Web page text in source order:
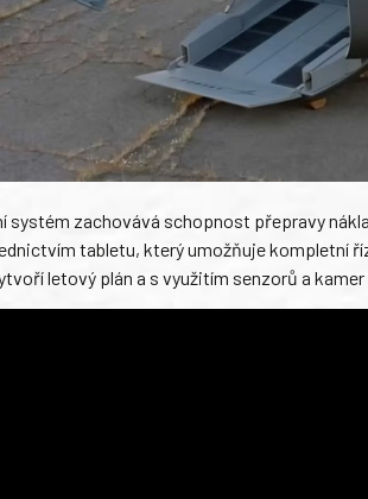
systém zachovává schopnost přepravy
tabletu, který umožňuje kompletní
letový plán a s využitím senzorů a